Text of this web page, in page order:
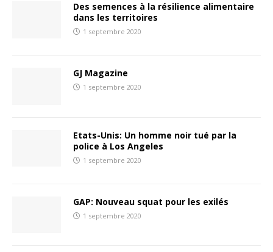
Des semences à la résilience alimentaire
dans les territoires
1 septembre 2020
GJ Magazine
1 septembre 2020
Etats-Unis: Un homme noir tué par la
police à Los Angeles
1 septembre 2020
GAP: Nouveau squat pour les exilés
1 septembre 2020